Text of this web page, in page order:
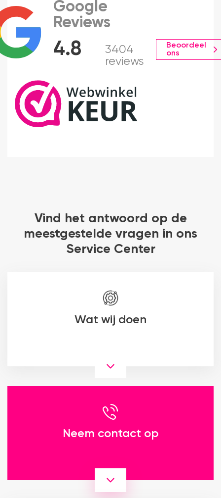
4.8
Google
Reviews
3404
reviews
Beoordeel
ons
Vind het antwoord op de
meestgestelde vragen in ons
Service Center
Wat wij doen
Neem contact op